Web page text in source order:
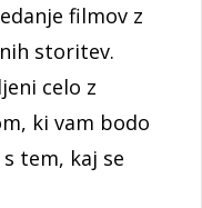
filmov z
storitev.
celo z
ki vam bodo
tem, kaj se